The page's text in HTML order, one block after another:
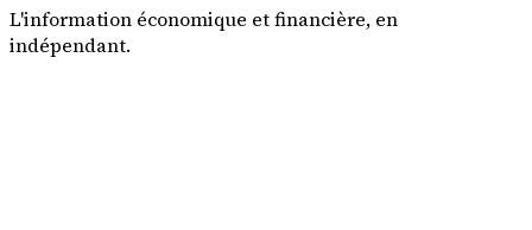
L'information économique et financière, en
indépendant.